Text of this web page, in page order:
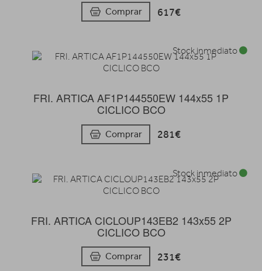
Comprar 617€
FRI. ARTICA AF1P144550EW 144x55 1P
CICLICO BCO
Comprar 281€
Stock inmediato
FRI. ARTICA CICLOUP143EB2 143x55 2P
CICLICO BCO
Comprar 231€
Stock inmediato